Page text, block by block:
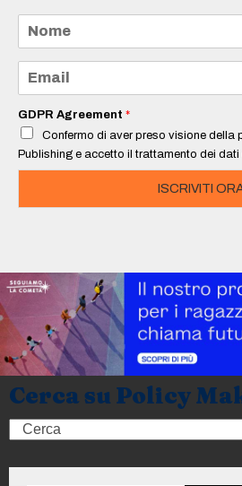
m
e
a
i
*
GDPR Agreement *
Confermo di aver preso visione della
Publishing e accetto il trattamento dei
ISCRIVITI
Cerca su Policy
Search